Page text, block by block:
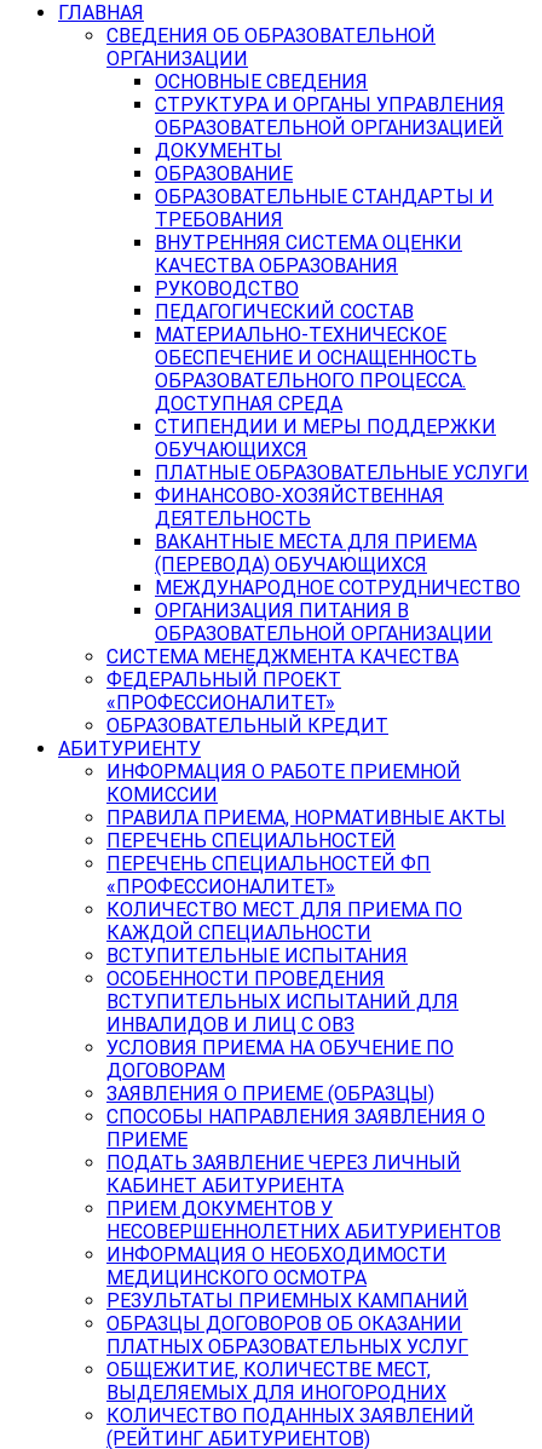
ГЛАВНАЯ
СВЕДЕНИЯ ОБ ОБРАЗОВАТЕЛЬНОЙ
ОРГАНИЗАЦИИ
ОСНОВНЫЕ СВЕДЕНИЯ
СТРУКТУРА И ОРГАНЫ УПРАВЛЕНИЯ
ОБРАЗОВАТЕЛЬНОЙ ОРГАНИЗАЦИЕЙ
ДОКУМЕНТЫ
ОБРАЗОВАНИЕ
ОБРАЗОВАТЕЛЬНЫЕ СТАНДАРТЫ И
ТРЕБОВАНИЯ
ВНУТРЕННЯЯ СИСТЕМА ОЦЕНКИ
КАЧЕСТВА ОБРАЗОВАНИЯ
РУКОВОДСТВО
ПЕДАГОГИЧЕСКИЙ СОСТАВ
МАТЕРИАЛЬНО-ТЕХНИЧЕСКОЕ
ОБЕСПЕЧЕНИЕ И ОСНАЩЕННОСТЬ
ОБРАЗОВАТЕЛЬНОГО ПРОЦЕССА.
ДОСТУПНАЯ СРЕДА
СТИПЕНДИИ И МЕРЫ ПОДДЕРЖКИ
ОБУЧАЮЩИХСЯ
ПЛАТНЫЕ ОБРАЗОВАТЕЛЬНЫЕ УСЛУГИ
ФИНАНСОВО-ХОЗЯЙСТВЕННАЯ
ДЕЯТЕЛЬНОСТЬ
ВАКАНТНЫЕ МЕСТА ДЛЯ ПРИЕМА
(ПЕРЕВОДА) ОБУЧАЮЩИХСЯ
МЕЖДУНАРОДНОЕ СОТРУДНИЧЕСТВО
ОРГАНИЗАЦИЯ ПИТАНИЯ В
ОБРАЗОВАТЕЛЬНОЙ ОРГАНИЗАЦИИ
СИСТЕМА МЕНЕДЖМЕНТА КАЧЕСТВА
ФЕДЕРАЛЬНЫЙ ПРОЕКТ
«ПРОФЕССИОНАЛИТЕТ»
ОБРАЗОВАТЕЛЬНЫЙ КРЕДИТ
АБИТУРИЕНТУ
ИНФОРМАЦИЯ О РАБОТЕ ПРИЕМНОЙ
КОМИССИИ
ПРАВИЛА ПРИЕМА, НОРМАТИВНЫЕ АКТЫ
ПЕРЕЧЕНЬ СПЕЦИАЛЬНОСТЕЙ
ПЕРЕЧЕНЬ СПЕЦИАЛЬНОСТЕЙ ФП
«ПРОФЕССИОНАЛИТЕТ»
КОЛИЧЕСТВО МЕСТ ДЛЯ ПРИЕМА ПО
КАЖДОЙ СПЕЦИАЛЬНОСТИ
ВСТУПИТЕЛЬНЫЕ ИСПЫТАНИЯ
ОСОБЕННОСТИ ПРОВЕДЕНИЯ
ВСТУПИТЕЛЬНЫХ ИСПЫТАНИЙ ДЛЯ
ИНВАЛИДОВ И ЛИЦ С ОВЗ
УСЛОВИЯ ПРИЕМА НА ОБУЧЕНИЕ ПО
ДОГОВОРАМ
ЗАЯВЛЕНИЯ О ПРИЕМЕ (ОБРАЗЦЫ)
СПОСОБЫ НАПРАВЛЕНИЯ ЗАЯВЛЕНИЯ О
ПРИЕМЕ
ПОДАТЬ ЗАЯВЛЕНИЕ ЧЕРЕЗ ЛИЧНЫЙ
КАБИНЕТ АБИТУРИЕНТА
ПРИЕМ ДОКУМЕНТОВ У
НЕСОВЕРШЕННОЛЕТНИХ АБИТУРИЕНТОВ
ИНФОРМАЦИЯ О НЕОБХОДИМОСТИ
МЕДИЦИНСКОГО ОСМОТРА
РЕЗУЛЬТАТЫ ПРИЕМНЫХ КАМПАНИЙ
ОБРАЗЦЫ ДОГОВОРОВ ОБ ОКАЗАНИИ
ПЛАТНЫХ ОБРАЗОВАТЕЛЬНЫХ УСЛУГ
ОБЩЕЖИТИЕ, КОЛИЧЕСТВЕ МЕСТ,
ВЫДЕЛЯЕМЫХ ДЛЯ ИНОГОРОДНИХ
КОЛИЧЕСТВО ПОДАННЫХ ЗАЯВЛЕНИЙ
(РЕЙТИНГ АБИТУРИЕНТОВ)